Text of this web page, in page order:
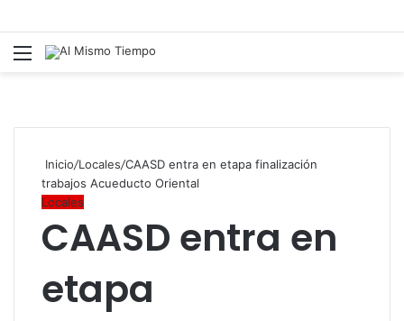
Menú
Inicio/Locales/CAASD entra en etapa finalización
trabajos Acueducto Oriental
Locales
CAASD entra en
etapa